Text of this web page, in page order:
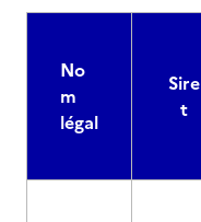
No
m
légal
Sire
t